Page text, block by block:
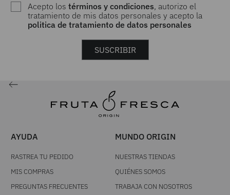
Acepto lostérminos y condiciones, autorizo el
tratamiento de mis datos personales y acepto la
politica de tratamiento de datos personales
SUSCRIBIR
AYUDA
RASTREA TU PEDIDO
MIS COMPRAS
PREGUNTAS FRECUENTES
MUNDO ORIGIN
NUESTRAS TIENDAS
QUIÉNES SOMOS
TRABAJA CON NOSOTROS